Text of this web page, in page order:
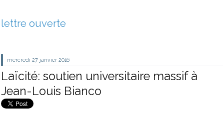
lettre ouverte
mercredi 27 janvier 2016
Laïcité: soutien universitaire massif à
Jean-Louis Bianco